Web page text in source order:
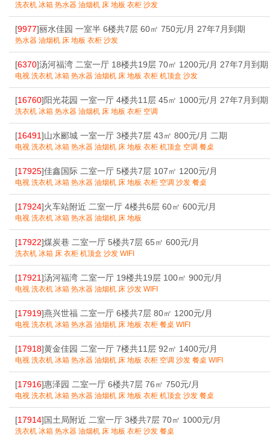
洗衣机 冰箱 热水器 油烟机 床 地板 衣柜 沙发
[9977]丽水佳园 一室半 6楼共7层 60㎡ 750元/月 27年7月到期
热水器 油烟机 床 地板 衣柜 沙发
[6370]汤河福湾 二室一厅 18楼共19层 70㎡ 1200元/月 27年7月到期
电视 洗衣机 冰箱 热水器 油烟机 床 地板 衣柜 机顶盒 沙发
[16760]阳光花园 一室一厅 4楼共11层 45㎡ 1000元/月 27年7月到期
洗衣机 冰箱 热水器 油烟机 床 地板 衣柜 空调
[16491]山水郦城 一室一厅 3楼共7层 43㎡ 800元/月 二期
电视 洗衣机 冰箱 热水器 油烟机 床 地板 衣柜 机顶盒 空调 餐桌
[17925]佳鑫国际 二室一厅 5楼共7层 107㎡ 1200元/月
电视 洗衣机 冰箱 热水器 油烟机 床 地板 衣柜 空调 沙发 餐桌
[17924]火车站附近 二室一厅 4楼共6层 60㎡ 600元/月
电视 洗衣机 冰箱 热水器 油烟机 床 地板
[17922]煤炭巷 二室一厅 5楼共7层 65㎡ 600元/月
洗衣机 冰箱 床 衣柜 机顶盒 沙发 WIFI
[17921]汤河福湾 二室一厅 19楼共19层 100㎡ 900元/月
电视 洗衣机 冰箱 热水器 油烟机 床 沙发 WIFI
[17919]燕兴世福 二室一厅 6楼共7层 80㎡ 1200元/月
电视 洗衣机 冰箱 热水器 油烟机 床 地板 衣柜 餐桌 WIFI
[17918]黄金佳园 二室一厅 7楼共11层 92㎡ 1400元/月
电视 洗衣机 冰箱 热水器 油烟机 床 地板 衣柜 空调 沙发 餐桌 WIFI
[17916]惠泽园 二室一厅 6楼共7层 76㎡ 750元/月
电视 洗衣机 冰箱 热水器 油烟机 床 地板 衣柜 机顶盒 沙发 餐桌
[17914]国土局附近 二室一厅 3楼共7层 70㎡ 1000元/月
洗衣机 冰箱 热水器 油烟机 床 地板 衣柜 沙发 餐桌